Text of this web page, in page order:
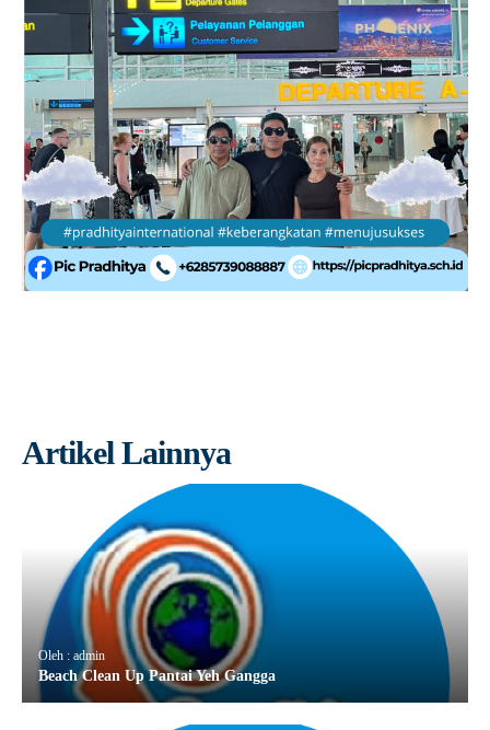
Artikel Lainnya
Oleh : admin
Beach Clean Up Pantai Yeh Gangga